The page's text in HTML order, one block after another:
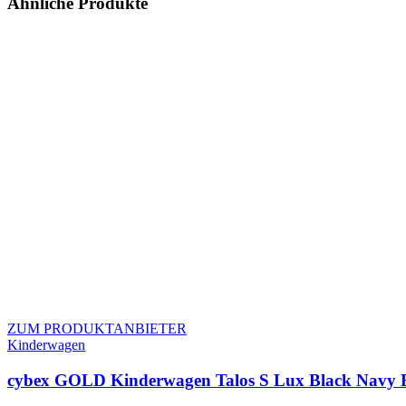
ZUM PRODUKTANBIETER
Kinderwagen
cybex GOLD Kinderwagen Talos S Lux Black Navy